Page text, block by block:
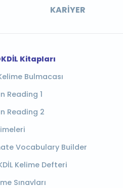
KARIYER
Kitapları
Bulmacası
Reading 1
Reading 2
Vocabulary Builder
Kelime Defteri
Sınavları